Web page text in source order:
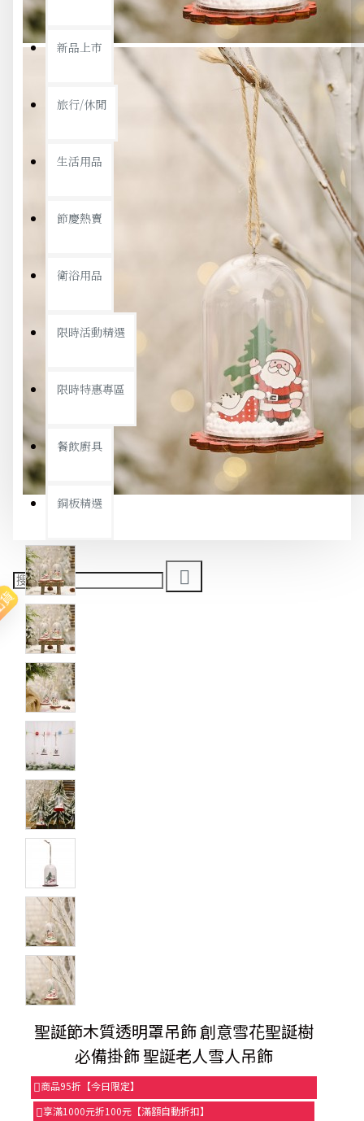
新品上市
旅行/休閒
生活用品
節慶熱賣
衛浴用品
限時活動精選
限時特惠專區
餐飲廚具
銅板精選
聖誕節木質透明罩吊飾 創意雪花聖誕樹
必備掛飾 聖誕老人雪人吊飾
商品95折【今日限定】
享滿1000元折100元【滿額自動折扣】